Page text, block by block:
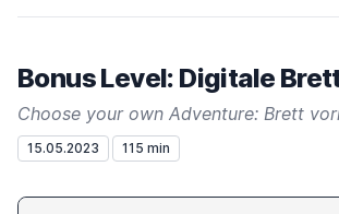
Bonus Level: Digitale
15.05.2023 115 min